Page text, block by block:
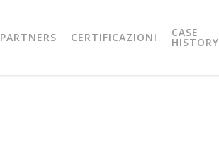
PARTNERS CERTIFICAZIONI CASE
HISTORY